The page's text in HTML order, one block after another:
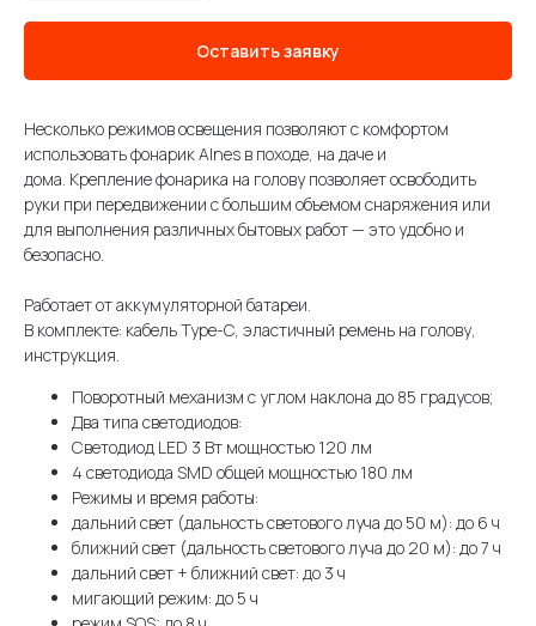
Оставить заявку
Несколько режимов освещения позволяют с комфортом
использовать фонарик Alnes в походе, на даче и
дома. Крепление фонарика на голову позволяет освободить
руки при передвижении с большим объемом снаряжения или
для выполнения различных бытовых работ — это удобно и
безопасно.
Работает от аккумуляторной батареи.
В комплекте: кабель Type-C, эластичный ремень на голову,
инструкция.
Поворотный механизм с углом наклона до 85 градусов;
Два типа светодиодов:
Светодиод LED 3 Вт мощностью 120 лм
4 светодиода SMD общей мощностью 180 лм
Режимы и время работы:
дальний свет (дальность светового луча до 50 м): до 6 ч
ближний свет (дальность светового луча до 20 м): до 7 ч
дальний свет + ближний свет: до 3 ч
мигающий режим: до 5 ч